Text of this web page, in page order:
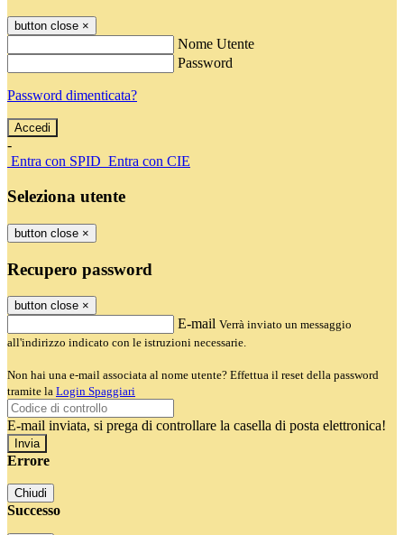
button close ×
Nome Utente
Password
Password dimenticata?
-
Entra con SPID Entra con CIE
Seleziona utente
button close ×
Recupero password
button close ×
E-mail Verrà inviato un messaggio
all'indirizzo indicato con le istruzioni necessarie.
Non hai una e-mail associata al nome utente? Effettua il reset della password
tramite la Login Spaggiari
E-mail inviata, si prega di controllare la casella di posta elettronica!
Errore
Chiudi
Successo